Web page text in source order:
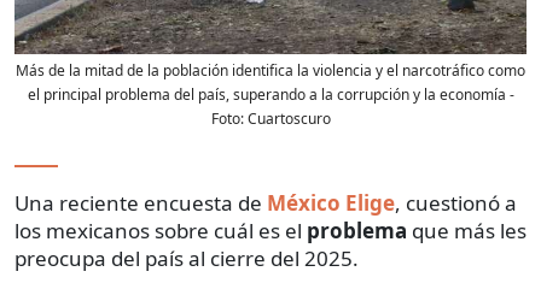
Más de la mitad de la población identifica la violencia y el narcotráfico como
el principal problema del país, superando a la corrupción y la economía -
Foto:Cuartoscuro
Una reciente encuesta de México Elige, cuestionó a
los mexicanos sobre cuál es el problema que más les
preocupa del país al cierre del 2025.